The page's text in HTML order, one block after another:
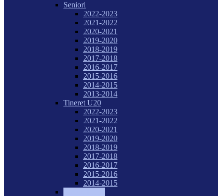
Seniori
2022-2023
2021-2022
2020-2021
2019-2020
2018-2019
2017-2018
2016-2017
2015-2016
2014-2015
2013-2014
Tineret U20
2022-2023
2021-2022
2020-2021
2019-2020
2018-2019
2017-2018
2016-2017
2015-2016
2014-2015